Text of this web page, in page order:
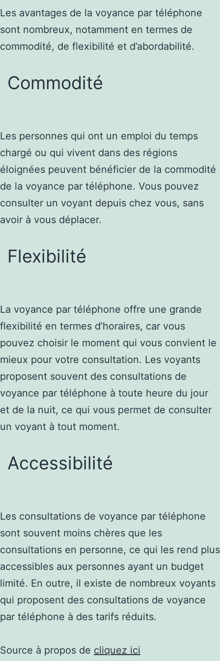
Les avantages de la voyance par téléphone
sont nombreux, notamment en termes de
commodité, de flexibilité et d’abordabilité.
Commodité
Les personnes qui ont un emploi du temps
chargé ou qui vivent dans des régions
éloignées peuvent bénéficier de la commodité
de la voyance par téléphone. Vous pouvez
consulter un voyant depuis chez vous, sans
avoir à vous déplacer.
Flexibilité
La voyance par téléphone offre une grande
flexibilité en termes d’horaires, car vous
pouvez choisir le moment qui vous convient le
mieux pour votre consultation. Les voyants
proposent souvent des consultations de
voyance par téléphone à toute heure du jour
et de la nuit, ce qui vous permet de consulter
un voyant à tout moment.
Accessibilité
Les consultations de voyance par téléphone
sont souvent moins chères que les
consultations en personne, ce qui les rend plus
accessibles aux personnes ayant un budget
limité. En outre, il existe de nombreux voyants
qui proposent des consultations de voyance
par téléphone à des tarifs réduits.
Source à propos de cliquez ici